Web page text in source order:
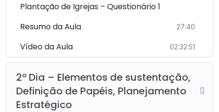
Plantação de Igrejas – Questionário 1
Resumo da Aula
27:40
Vídeo da Aula 02:32:51
2º Dia – Elementos de sustentação,
Definição de Papéis, Planejamento
Estratégico